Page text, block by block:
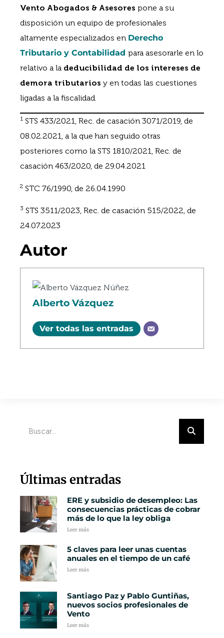
Vento Abogados & Asesores pone a su
disposición un equipo de profesionales
altamente especializados en Derecho
Tributario y Contabilidad para asesorarle en lo
relativo a la deducibilidad de los intereses de
demora tributarios y en todas las cuestiones
ligadas a la fiscalidad.
1 STS 433/2021, Rec. de casación 3071/2019, de
08.02.2021, a la que han seguido otras
posteriores como la STS 1810/2021, Rec. de
casación 463/2020, de 29.04.2021
2 STC 76/1990, de 26.04.1990
3 STS 3511/2023, Rec. de casación 515/2022, de
24.07.2023
Autor
Alberto Vázquez
Ver todas las entradas
Últimas entradas
ERE y subsidio de desempleo: Las
consecuencias prácticas de cobrar
más de lo que la ley obliga
Leer más
5 claves para leer unas cuentas
anuales en el tiempo de un café
Leer más
Santiago Paz y Pablo Guntiñas,
nuevos socios profesionales de
Vento
Leer más